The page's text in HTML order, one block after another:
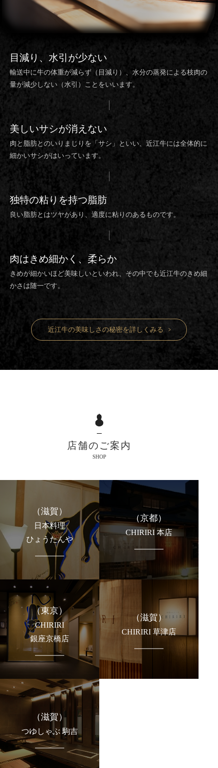
目減り、水引 が少ない
輸送中に牛の体重が減らず（目減り）、水分の蒸発による枝肉の
量が減少しない（水引）ことをいいます。
美しいサシが消えない
肉と脂肪とのいりまじりを「サシ」といい、近江牛には全体的に
細かいサシがはいっています。
独特の粘り を持つ脂肪
良い脂肪とはツヤがあり、適度に粘りのあるものです。
肉は きめ細かく、柔らか
きめが細かいほど美味しいといわれ、その中でも近江牛のきめ細
かさは随一です。
近江牛の美味しさの秘密を詳しくみる
店舗のご案内
SHOP
（滋賀）
日本料理
ひょうたんや
（京都）
CHIRIRI 本店
（東京）
CHIRIRI
銀座京橋店
（滋賀）
CHIRIRI 草津店
（滋賀）
つゆしゃぶ 駒吉